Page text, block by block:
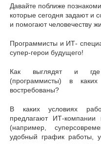
Давайте поближе
которые сегодня задают и
и помогают человечеству
Программисты и ИТ-
супер-герои будущего!
Как выглядят и где
(программисты) в
востребованы?
В каких условиях
предлагают ИТ-компании
(например,
удобный график работы,